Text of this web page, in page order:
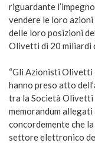
riguardante
vendere le loro
delle loro posizioni
Olivetti di 20 miliardi
“Gli Azionisti Olivetti
hanno preso atto
tra la Società Olivetti
memorandum allegati
concordemente che
settore elettronico